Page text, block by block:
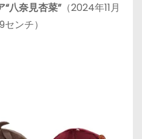
八奈見杏菜”（2024年11月
ンチ）